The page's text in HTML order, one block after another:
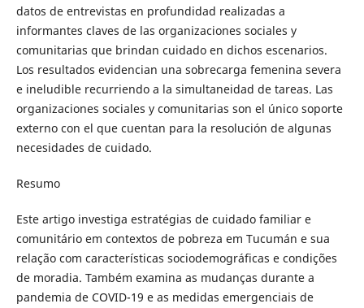
datos de entrevistas en profundidad realizadas a
informantes claves de las organizaciones sociales y
comunitarias que brindan cuidado en dichos escenarios.
Los resultados evidencian una sobrecarga femenina severa
e ineludible recurriendo a la simultaneidad de tareas. Las
organizaciones sociales y comunitarias son el único soporte
externo con el que cuentan para la resolución de algunas
necesidades de cuidado.
Resumo
Este artigo investiga estratégias de cuidado familiar e
comunitário em contextos de pobreza em Tucumán e sua
relação com características sociodemográficas e condições
de moradia. Também examina as mudanças durante a
pandemia de COVID-19 e as medidas emergenciais de